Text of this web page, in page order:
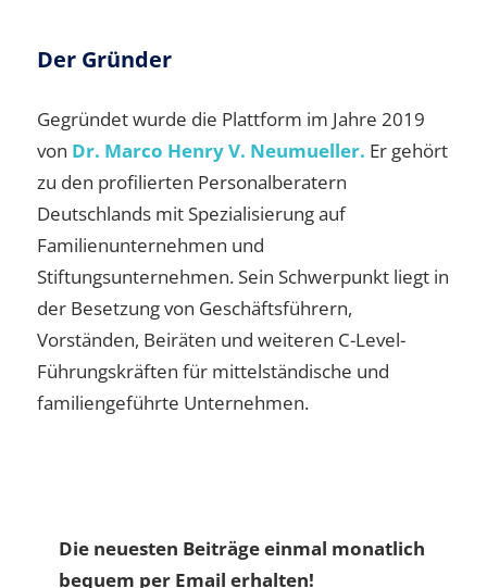
Der Gründer
Gegründet wurde die Plattform im Jahre 2019
von Dr. Marco Henry V. Neumueller. Er gehört
zu den profilierten Personalberatern
Deutschlands mit Spezialisierung auf
Familienunternehmen und
Stiftungsunternehmen. Sein Schwerpunkt liegt in
der Besetzung von Geschäftsführern,
Vorständen, Beiräten und weiteren C-Level-
Führungskräften für mittelständische und
familiengeführte Unternehmen.
Die neuesten Beiträge einmal monatlich
bequem per Email erhalten!